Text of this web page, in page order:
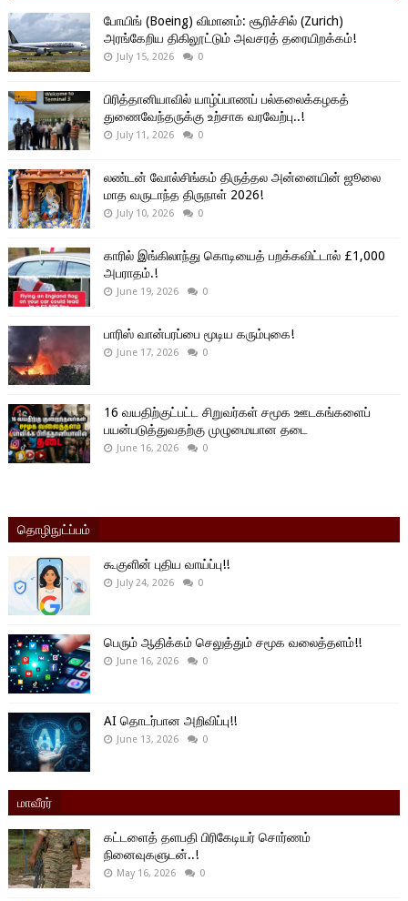
போயிங் (Boeing) விமானம்: சூரிச்சில் (Zurich)
அரங்கேறிய திகிலூட்டும் அவசரத் தரையிறக்கம்!
July 15, 2026 0
பிரித்தானியாவில் யாழ்ப்பாணப் பல்கலைக்கழகத்
துணைவேந்தருக்கு உற்சாக வரவேற்பு..!
July 11, 2026 0
லண்டன் வோல்சிங்கம் திருத்தல அன்னையின் ஜூலை
மாத வருடாந்த திருநாள் 2026!
July 10, 2026 0
காரில் இங்கிலாந்து கொடியைத் பறக்கவிட்டால் £1,000
அபராதம்.!
June 19, 2026 0
பாரிஸ் வான்பரப்பை மூடிய கரும்புகை!
June 17, 2026 0
16 வயதிற்குட்பட்ட சிறுவர்கள் சமூக ஊடகங்களைப்
பயன்படுத்துவதற்கு முழுமையான தடை
June 16, 2026 0
தொழிநுட்ப்பம்
கூகுளின் புதிய வாய்ப்பு!!
July 24, 2026 0
பெரும் ஆதிக்கம் செலுத்தும் சமூக வலைத்தளம்!!
June 16, 2026 0
AI தொடர்பான அறிவிப்பு!!
June 13, 2026 0
மாவீரர்
கட்டளைத் தளபதி பிரிகேடியர் சொர்ணம்
நினைவுகளுடன்..!
May 16, 2026 0